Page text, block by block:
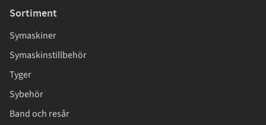
Sortiment
Symaskiner
Symaskinstillbehör
Tyger
Sybehör
Band och resår